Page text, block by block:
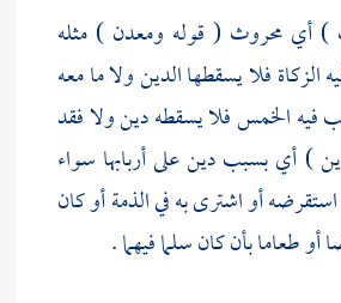
أي محروث ( قوله ومعدن ) مثله
الزكاة فلا يسقطها الدين ولا ما معه
الخمس فلا يسقطه دين ولا فقد
) أي بسبب دين على أربابها سواء
أو اشترى به في الذمة أو كان
أو طعاما بأن كان سلما فيهما .